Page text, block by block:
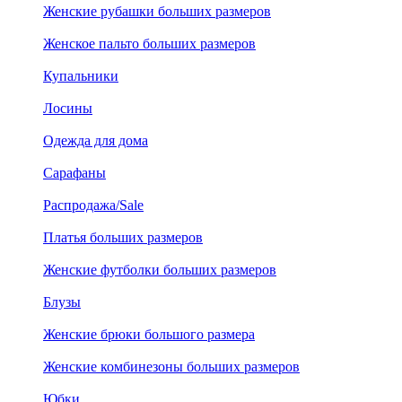
Женские рубашки больших размеров
Женское пальто больших размеров
Купальники
Лосины
Одежда для дома
Сарафаны
Распродажа/Sale
Платья больших размеров
Женские футболки больших размеров
Блузы
Женские брюки большого размера
Женские комбинезоны больших размеров
Юбки